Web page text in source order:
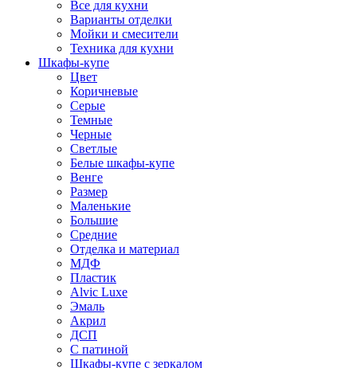
Все для кухни
Варианты отделки
Мойки и смесители
Техника для кухни
Шкафы-купе
Цвет
Коричневые
Серые
Темные
Черные
Светлые
Белые шкафы-купе
Венге
Размер
Маленькие
Большие
Средние
Отделка и материал
МДФ
Пластик
Alvic Luxe
Эмаль
Акрил
ДСП
С патиной
Шкафы-купе с зеркалом